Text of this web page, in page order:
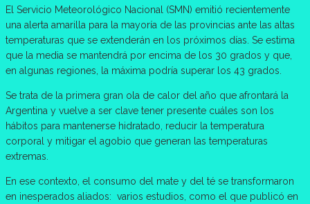
El Servicio Meteorológico Nacional (SMN) emitió recientemente
una alerta amarilla para la mayoría de las provincias ante las altas
temperaturas que se extenderán en los próximos días. Se estima
que la media se mantendrá por encima de los 30 grados y que,
en algunas regiones, la máxima podría superar los 43 grados.
Se trata de la primera gran ola de calor del año que afrontará la
Argentina y vuelve a ser clave tener presente cuáles son los
hábitos para mantenerse hidratado, reducir la temperatura
corporal y mitigar el agobio que generan las temperaturas
extremas.
En ese contexto, el consumo del mate y del té se transformaron
en inesperados aliados: varios estudios, como el que publicó en